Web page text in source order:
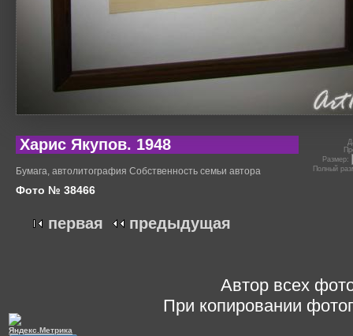
Харис Якупов. 1948
Бумага, автолитография Собственность семьи автора
Фото № 38466
Размер:
Полный
первая предыдущая
Автор всех
При копировании